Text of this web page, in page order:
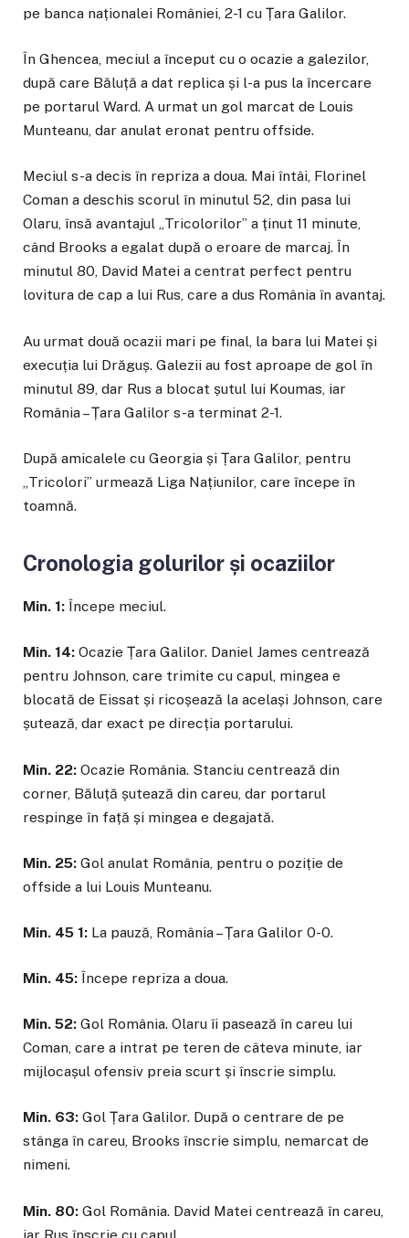
pe banca naționalei României, 2-1 cu Țara Galilor.
În Ghencea, meciul a început cu o ocazie a galezilor,
după care Băluță a dat replica și l-a pus la încercare
pe portarul Ward. A urmat un gol marcat de Louis
Munteanu, dar anulat eronat pentru offside.
Meciul s-a decis în repriza a doua. Mai întâi, Florinel
Coman a deschis scorul în minutul 52, din pasa lui
Olaru, însă avantajul „Tricolorilor” a ținut 11 minute,
când Brooks a egalat după o eroare de marcaj. În
minutul 80, David Matei a centrat perfect pentru
lovitura de cap a lui Rus, care a dus România în avantaj.
Au urmat două ocazii mari pe final, la bara lui Matei și
execuția lui Drăguș. Galezii au fost aproape de gol în
minutul 89, dar Rus a blocat șutul lui Koumas, iar
România – Țara Galilor s-a terminat 2-1.
După amicalele cu Georgia și Țara Galilor, pentru
„Tricolori” urmează Liga Națiunilor, care începe în
toamnă.
Cronologia golurilor și ocaziilor
Min. 1: Începe meciul.
Min. 14: Ocazie Țara Galilor. Daniel James centrează
pentru Johnson, care trimite cu capul, mingea e
blocată de Eissat și ricoșează la același Johnson, care
șutează, dar exact pe direcția portarului.
Min. 22: Ocazie România. Stanciu centrează din
corner, Băluță șutează din careu, dar portarul
respinge în față și mingea e degajată.
Min. 25: Gol anulat România, pentru o poziție de
offside a lui Louis Munteanu.
Min. 45 1: La pauză, România – Țara Galilor 0-0.
Min. 45: Începe repriza a doua.
Min. 52: Gol România. Olaru îi pasează în careu lui
Coman, care a intrat pe teren de câteva minute, iar
mijlocașul ofensiv preia scurt și înscrie simplu.
Min. 63: Gol Țara Galilor. După o centrare de pe
stânga în careu, Brooks înscrie simplu, nemarcat de
nimeni.
Min. 80: Gol România. David Matei centrează în careu,
iar Rus înscrie cu capul.